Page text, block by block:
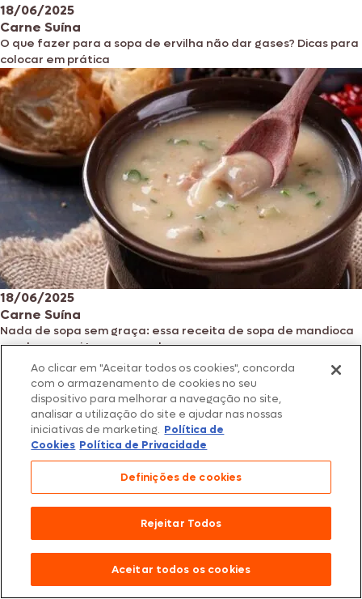
18/06/2025
Carne Suína
O que fazer para a sopa de ervilha não dar gases? Dicas para
colocar em prática
18/06/2025
Carne Suína
Nada de sopa sem graça: essa receita de sopa de mandioca
com bacon vai te surpreender
Sem imagem
14/06/2025
Monte o kit churrasco ideal com frango, suínos e opções
vegetais
Ao clicar em "Aceitar todos os cookies", concorda
com o armazenamento de cookies no seu
dispositivo para melhorar a navegação no site,
analisar a utilização do site e ajudar nas nossas
iniciativas de marketing. Política de
Cookies Política de Privacidade
Definições de cookies
Rejeitar Todos
Aceitar todos os cookies